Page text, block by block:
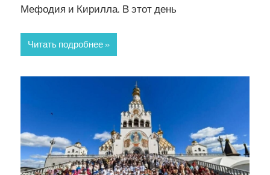
Мефодия и Кирилла. В этот день
Читать подробнее